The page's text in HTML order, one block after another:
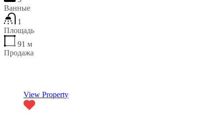
Ванные
1
Площадь
91 м
Продажа
View Property